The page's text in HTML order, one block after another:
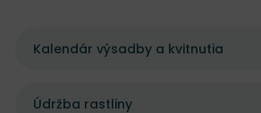
Kalendár výsadby a kvitnutia
Údržba rastliny